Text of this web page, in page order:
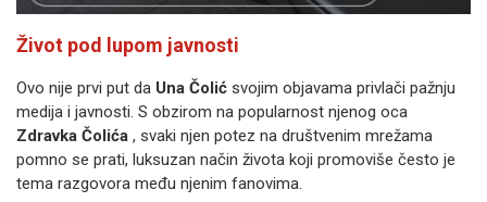
Život pod lupom javnosti
Ovo nije prvi put da Una Čolić svojim objavama privlači pažnju
medija i javnosti. S obzirom na popularnost njenog oca
Zdravka Čolića , svaki njen potez na društvenim mrežama
pomno se prati, luksuzan način života koji promoviše često je
tema razgovora među njenim fanovima.